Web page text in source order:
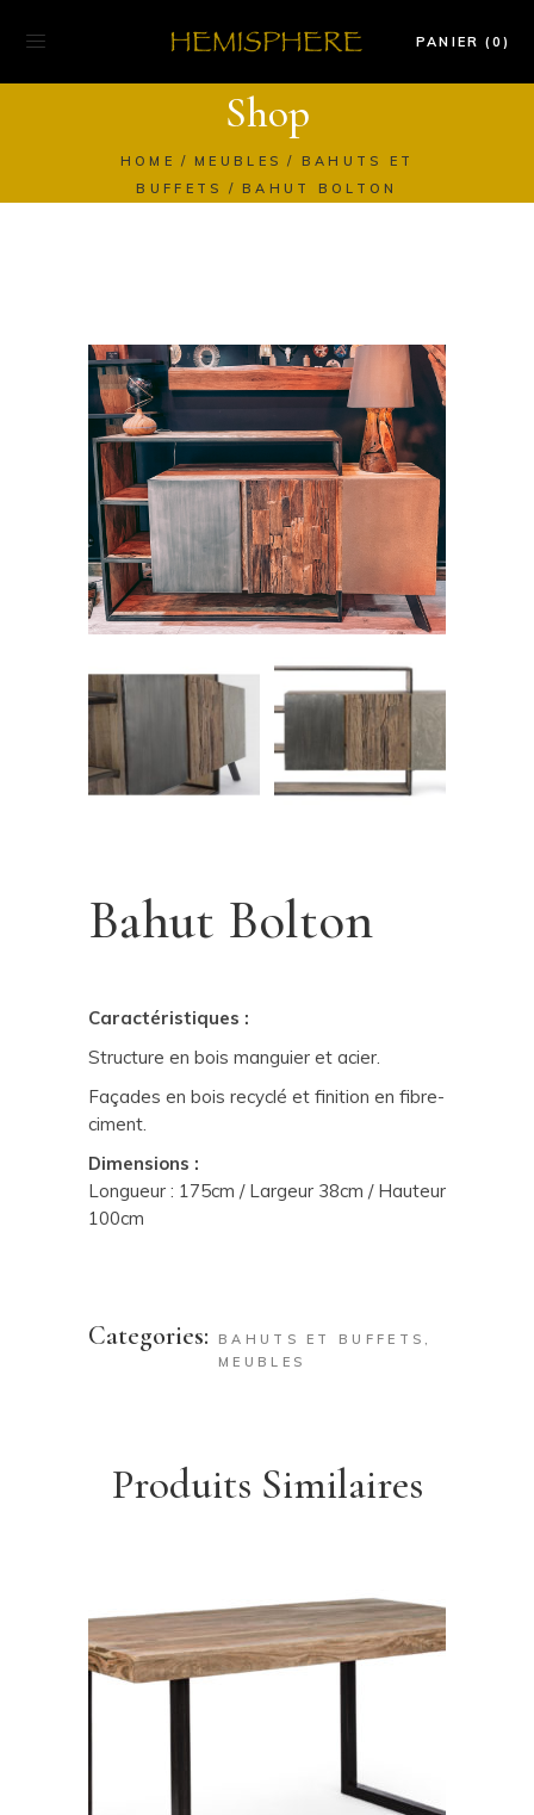
PANIER (0)
Shop
HOME MEUBLES
BAHUTS ET
BUFFETS
BAHUT BOLTON
Bahut Bolton
Caractéristiques :
Structure en bois manguier et acier.
Façades en bois recyclé et finition en fibre-
ciment.
Dimensions :
Longueur : 175cm / Largeur 38cm / Hauteur
100cm
Categories: BAHUTS ET BUFFETS ,
MEUBLES
Produits Similaires